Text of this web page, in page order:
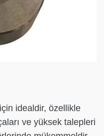
idealdir, özellikle
ve yüksek talepleri